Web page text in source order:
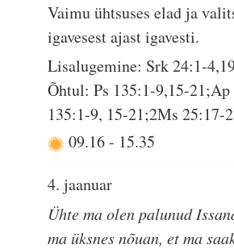
Vaimu ühtsuses elad ja
igavesest ajast igavesti.
Lisalugemine: Srk 24:1-
Õhtul: Ps 135:1-9,15-21;Ap
135:1-9, 15-21;2Ms 25:17-
09.16- 15.35
4. jaanuar
Ühte ma olen palunud
ma üksnes nõuan, et ma